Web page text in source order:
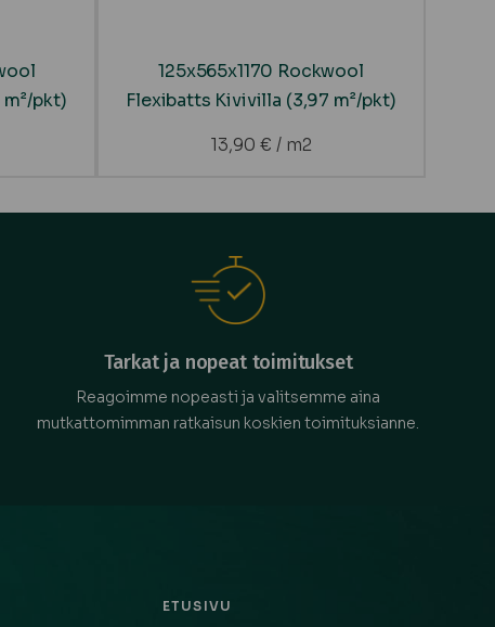
pkt)
125x565x1170 Rockwool
Flexibatts Kivivilla (3,97 m²/pkt)
13,90 € / m2
Tarkat ja nopeat toimitukset
Reagoimme nopeasti ja valitsemme aina
mutkattomimman ratkaisun koskien toimituksianne.
ETUSIVU